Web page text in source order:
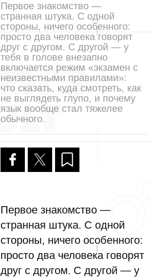
Первое знакомство —
странная штука. С одной
стороны, ничего особенного:
просто два человека говорят
друг с другом. С другой — у
тебя в голове внезапно
включается режим «экзамен с
неизвестными правилами»:
что сказать, куда смотреть, как
не выглядеть глупо, и почему
язык вообще стал тяжелее
обычного.
Первое знакомство —
странная штука. С одной
стороны, ничего особенного:
просто два человека говорят
друг с другом. С другой — у